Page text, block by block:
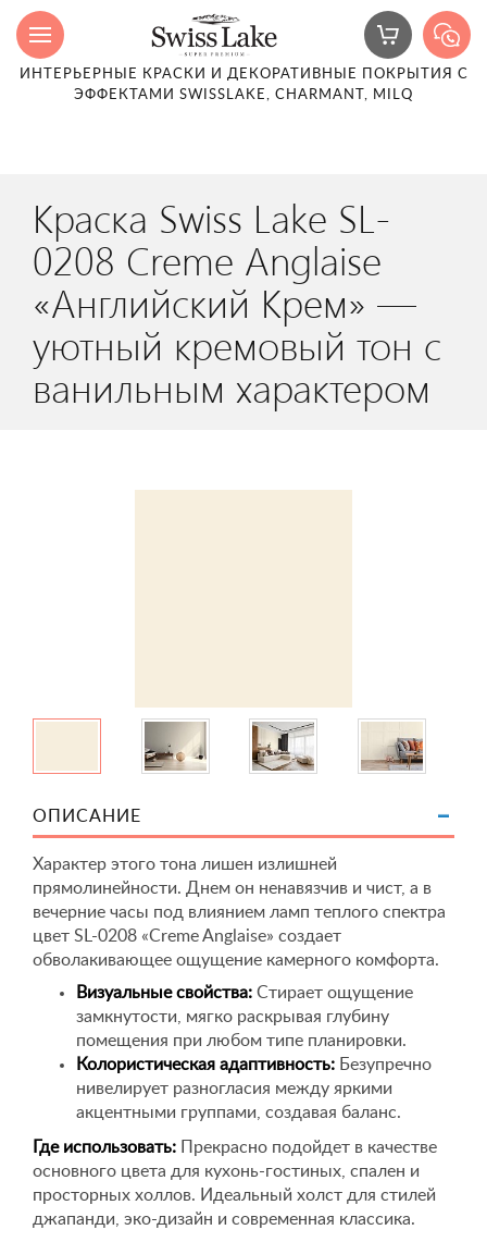
ИНТЕРЬЕРНЫЕ КРАСКИ И ДЕКОРАТИВНЫЕ ПОКРЫТИЯ С
ЭФФЕКТАМИ SWISSLAKE, CHARMANT, MILQ
Краска Swiss Lake SL-
0208 Creme Anglaise
«Английский Крем» —
уютный кремовый тон с
ванильным характером
ОПИСАНИЕ
Характер этого тона лишен излишней
прямолинейности. Днем он ненавязчив и чист, а в
вечерние часы под влиянием ламп теплого спектра
цвет SL-0208 «Creme Anglaise» создает
обволакивающее ощущение камерного комфорта.
Визуальные свойства: Стирает ощущение
замкнутости, мягко раскрывая глубину
помещения при любом типе планировки.
Колористическая адаптивность: Безупречно
нивелирует разногласия между яркими
акцентными группами, создавая баланс.
Где использовать: Прекрасно подойдет в качестве
основного цвета для кухонь-гостиных, спален и
просторных холлов. Идеальный холст для стилей
джапанди, эко-дизайн и современная классика.